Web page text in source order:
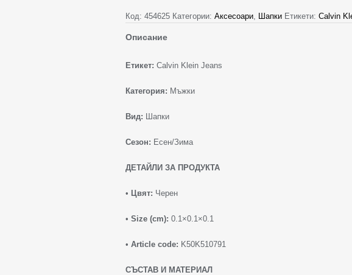
Код: 454625 Категории: Аксесоари, Шапки Етикети: Calvin
Описание
Етикет: Calvin Klein Jeans
Категория: Мъжки
Вид: Шапки
Сезон: Есен/Зима
ДЕТАЙЛИ ЗА ПРОДУКТА
• Цвят: Черен
• Size (cm): 0.1×0.1×0.1
• Article code: K50K510791
СЪСТАВ И МАТЕРИАЛ